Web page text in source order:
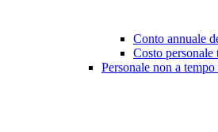
Conto annuale
Costo
Personale non a